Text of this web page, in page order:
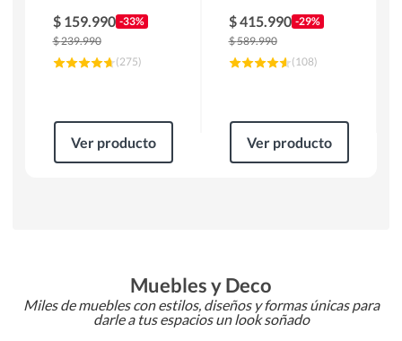
MD100A100/W2
$ 159.990 -33%
$239.990
(275)
Ver producto
MAS430B
$415.990 -29%
$589.990
(108)
Ver producto
Muebles y Deco
Miles de muebles con estilos, diseños y formas únicas para
darle a tus espacios un look soñado